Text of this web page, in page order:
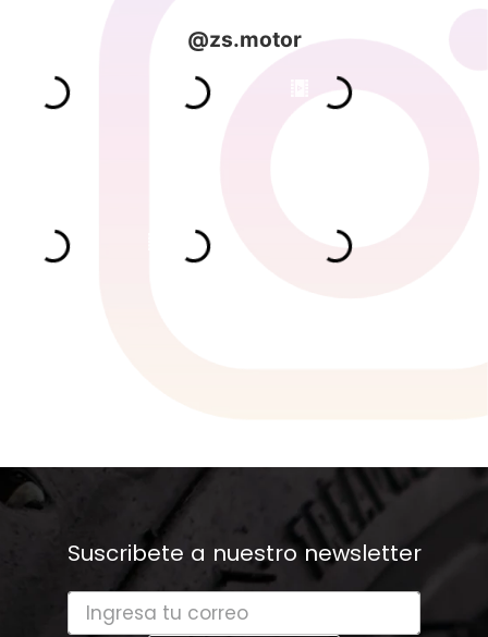
Suscribete a nuestro newsletter